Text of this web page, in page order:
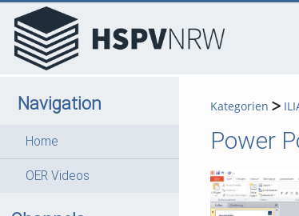
Navigation
Home
OER Videos
Kategorien
Power